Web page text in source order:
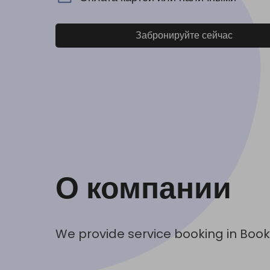
Забронируйте сейчас
О компании
We provide service booking in